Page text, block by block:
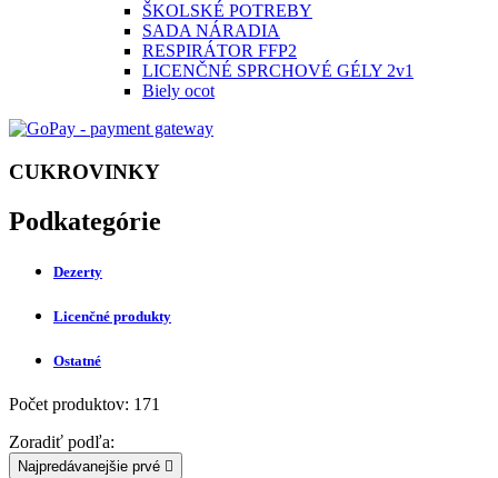
ŠKOLSKÉ POTREBY
SADA NÁRADIA
RESPIRÁTOR FFP2
LICENČNÉ SPRCHOVÉ GÉLY 2v1
Biely ocot
CUKROVINKY
Podkategórie
Dezerty
Licenčné produkty
Ostatné
Počet produktov: 171
Zoradiť podľa:
Najpredávanejšie prvé 